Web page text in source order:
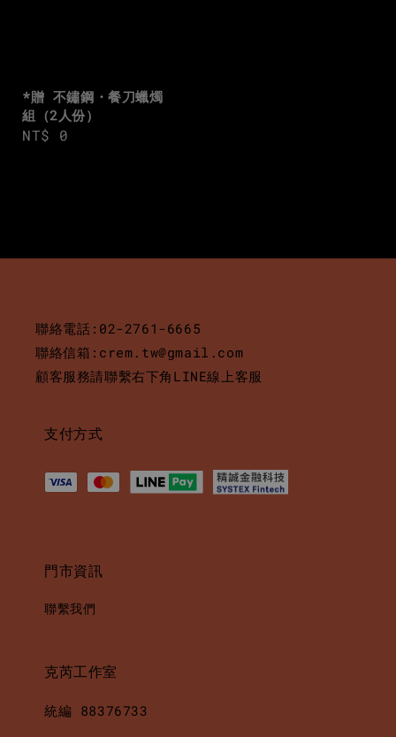
*贈 不鏽鋼・餐刀蠟燭
組（2人份）
Regular
NT$ 0
聯絡電話:02-2761-6665
聯絡信箱:crem.tw@gmail.com
顧客服務請聯繫右下角LINE線上客服
支付方式
門市資訊
聯繫我們
克芮工作室
統編 88376733